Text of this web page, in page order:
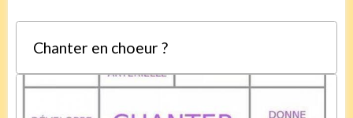
Chanter en choeur ?